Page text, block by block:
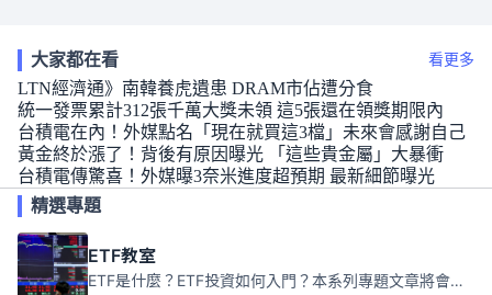
大家都在看 看更多
LTN經濟通》南韓養虎遺患 DRAM市佔遭分食
統一發票累計312張千萬大獎未領 這5張還在領獎期限內
台積電在內！外媒點名「現在就買這3檔」未來會感謝自己
黃金終於漲了！背後有原因曝光 「這些貴金屬」大暴衝
台積電傳驚喜！外媒曝3奈米進度超預期 最新細節曝光
精選專題
ETF教室
ETF是什麼？ETF投資如何入門？本系列專題文章將會告訴你新手必須知道的ETF基礎知識。